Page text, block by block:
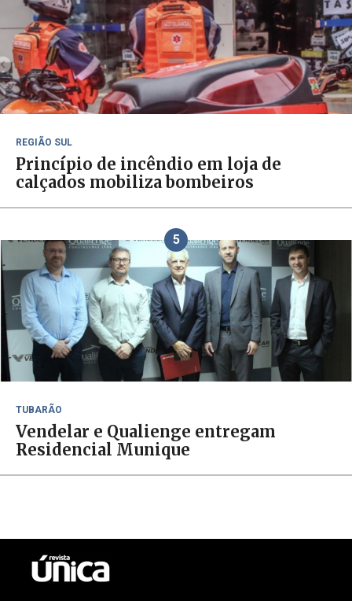
REGIÃO SUL
Princípio de incêndio em loja de
calçados mobiliza bombeiros
5
TUBARÃO
Vendelar e Qualienge entregam
Residencial Munique